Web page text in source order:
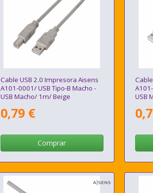
Cable USB 2.0 Impresora Aisens
A101-0001/ USB Tipo-B Macho -
USB Macho/ 1m/ Beige
0,79 €
Comprar
USB